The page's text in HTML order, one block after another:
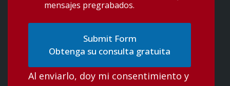
mensajes pregrabados.
Obtenga su consulta gratuita
Al enviarlo, doy mi consentimiento y